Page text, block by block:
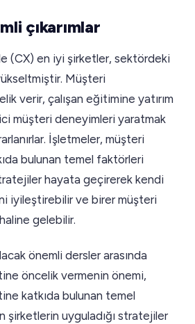
çıkarımlar
(CX) en iyi şirketler, sektördeki
Müşteri
verir, çalışan eğitimine yatırım
müşteri deneyimleri yaratmak
İşletmeler, müşteri
bulunan temel faktörleri
hayata geçirerek kendi
iyileştirebilir ve birer müşteri
gelebilir.
önemli dersler arasında
öncelik vermenin önemi,
katkıda bulunan temel
şirketlerin uyguladığı stratejiler